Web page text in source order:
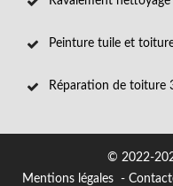
Peinture tuile et
Réparation de toiture
© 2022-
Mentions légales-